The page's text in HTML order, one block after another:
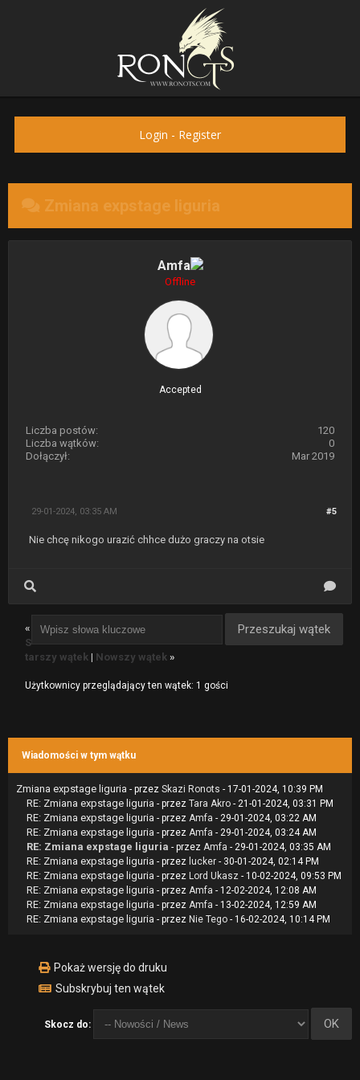
Login - Register
Zmiana expstage liguria
Amfa
Offline
Accepted
Liczba postów:
120
Liczba wątków:
0
Dołączył:
Mar 2019
#5
29-01-2024, 03:35 AM
Nie chcę nikogo urazić chhce dużo graczy na otsie
«
S
tarszy wątek | Nowszy wątek »
Użytkownicy przeglądający ten wątek: 1 gości
Wiadomości w tym wątku
Zmiana expstage liguria - przez Skazi Ronots - 17-01-2024, 10:39 PM
RE: Zmiana expstage liguria - przez Tara Akro - 21-01-2024, 03:31 PM
RE: Zmiana expstage liguria - przez Amfa - 29-01-2024, 03:22 AM
RE: Zmiana expstage liguria - przez Amfa - 29-01-2024, 03:24 AM
RE: Zmiana expstage liguria - przez Amfa - 29-01-2024, 03:35 AM
RE: Zmiana expstage liguria - przez lucker - 30-01-2024, 02:14 PM
RE: Zmiana expstage liguria - przez Lord Ukasz - 10-02-2024, 09:53 PM
RE: Zmiana expstage liguria - przez Amfa - 12-02-2024, 12:08 AM
RE: Zmiana expstage liguria - przez Amfa - 13-02-2024, 12:59 AM
RE: Zmiana expstage liguria - przez Nie Tego - 16-02-2024, 10:14 PM
Pokaż wersję do druku
Subskrybuj ten wątek
Skocz do: